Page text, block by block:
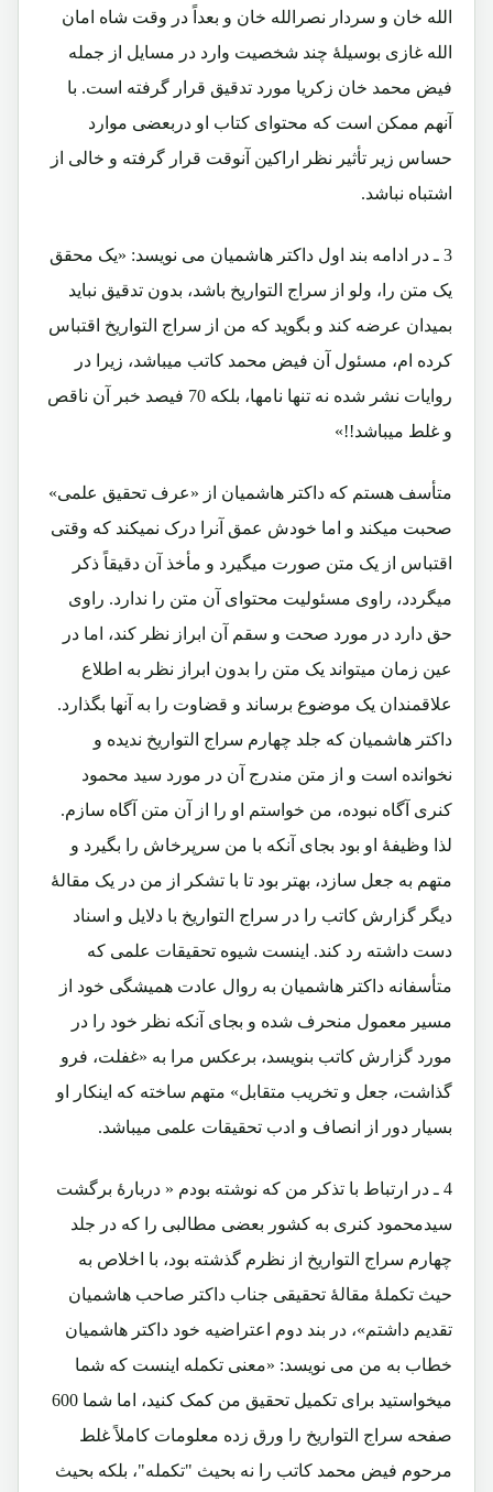
الله خان و سردار نصرالله خان و بعداً در وقت شاه امان
الله غازی بوسیلۀ چند شخصیت وارد در مسایل از جمله
فیض محمد خان زکریا مورد تدقیق قرار گرفته است. با
آنهم ممکن است که محتوای کتاب او دربعضی موارد
حساس زیر تأثیر نظر اراکین آنوقت قرار گرفته و خالی از
اشتباه نباشد.
3 ـ در ادامه بند اول داکتر هاشمیان می نویسد: «یک محقق
یک متن را، ولو از سراج التواریخ باشد، بدون تدقیق نباید
بمیدان عرضه کند و بگوید که من از سراج التواریخ اقتباس
کرده ام، مسئول آن فیض محمد کاتب میباشد، زیرا در
روایات نشر شده نه تنها نامها، بلکه 70 فیصد خبر آن ناقص
و غلط میباشد!!»
متأسف هستم که داکتر هاشمیان از «عرف تحقیق علمی»
صحبت میکند و اما خودش عمق آنرا درک نمیکند که وقتی
اقتباس از یک متن صورت میگیرد و مأخذ آن دقیقاً ذکر
میگردد، راوی مسئولیت محتوای آن متن را ندارد. راوی
حق دارد در مورد صحت و سقم آن ابراز نظر کند، اما در
عین زمان میتواند یک متن را بدون ابراز نظر به اطلاع
علاقمندان یک موضوع برساند و قضاوت را به آنها بگذارد.
داکتر هاشمیان که جلد چهارم سراج التواریخ ندیده و
نخوانده است و از متن مندرج آن در مورد سید محمود
کنری آگاه نبوده، من خواستم او را از آن متن آگاه سازم.
لذا وظیفۀ او بود بجای آنکه با من سرپرخاش را بگیرد و
متهم به جعل سازد، بهتر بود تا با تشکر از من در یک مقالۀ
دیگر گزارش کاتب را در سراج التواریخ با دلایل و اسناد
دست داشته رد کند. اینست شیوه تحقیقات علمی که
متأسفانه داکتر هاشمیان به روال عادت همیشگی خود از
مسیر معمول منحرف شده و بجای آنکه نظر خود را در
مورد گزارش کاتب بنویسد، برعکس مرا به «غفلت، فرو
گذاشت، جعل و تخریب متقابل» متهم ساخته که اینکار او
بسیار دور از انصاف و ادب تحقیقات علمی میباشد.
4 ـ در ارتباط با تذکر من که نوشته بودم « دربارۀ برگشت
سیدمحمود کنری به کشور بعضی مطالبی را که در جلد
چهارم سراج التواریخ از نظرم گذشته بود، با اخلاص به
حیث تکملۀ مقالۀ تحقیقی جناب داکتر صاحب هاشمیان
تقدیم داشتم»، در بند دوم اعتراضیه خود داکتر هاشمیان
خطاب به من می نویسد: «معنی تکمله اینست که شما
میخواستید برای تکمیل تحقیق من کمک کنید، اما شما 600
صفحه سراج التواریخ را ورق زده معلومات کاملاً غلط
مرحوم فیض محمد کاتب را نه بحیث "تکمله"، بلکه بحیث